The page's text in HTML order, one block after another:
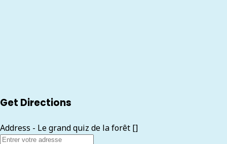
Get Directions
Address - Le grand quiz de la forêt []